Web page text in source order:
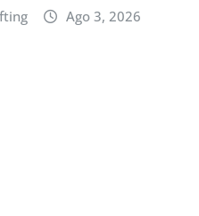
Ago 3, 2026